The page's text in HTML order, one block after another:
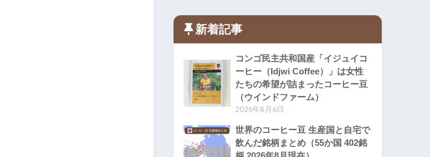
新着記事
コンゴ民主共和国産「イジュイコ
ーヒー（Idjwi Coffee）」は女性
たちの希望が詰まったコーヒー豆
（ウインドファーム）
2026年8月6日
世界のコーヒー豆 生産国と自宅で
飲んだ銘柄まとめ（55か国 402銘